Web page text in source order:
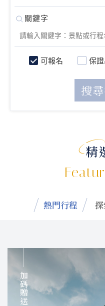
可報名 保
精
熱門行程
加碼贈送